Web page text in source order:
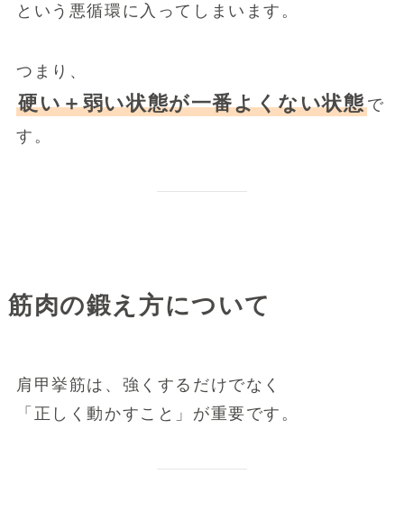
という悪循環に入ってしまいます。
つまり、
硬い＋弱い状態が一番よくない状態で
す。
筋肉の鍛え方について
肩甲挙筋は、強くするだけでなく
「正しく動かすこと」が重要です。